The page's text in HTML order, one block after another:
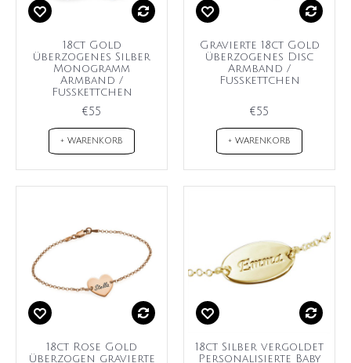
18ct Gold
überzogenes Silber
Monogramm
Armband /
Fußkettchen
€55
+ WARENKORB
Gravierte 18ct Gold
überzogenes Disc
Armband /
Fußkettchen
€55
+ WARENKORB
18ct Rose Gold
überzogen gravierte
18ct Silber vergoldet
Personalisierte Baby